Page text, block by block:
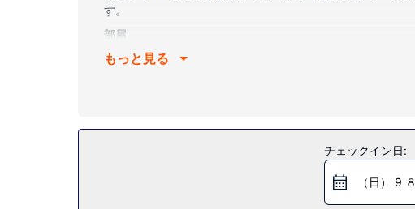
す。
部屋
全部で 84 室ある客室には冷蔵庫、電子レンジなどが備わ
屋内プールなどのレクリエーション設備のほか、WiFi (無
もっと見る
チェックイン日:
（日） 9